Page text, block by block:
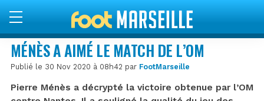
MÉNÈS A AIMÉ LE MATCH DE L’OM
Publié le 30 Nov 2020 à 08h42 par FootMarseille
Pierre Ménès a décrypté la victoire obtenue par l’OM